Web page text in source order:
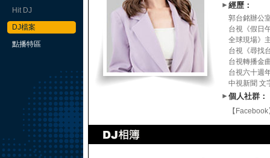
Hit DJ
DJ檔案
點播特區
► 經歷：
郭台銘辦公
台視《假日
全球現場》
台視《尋找
台視轉播金
台視六十週
中視新聞 文
► 個人社群：
【